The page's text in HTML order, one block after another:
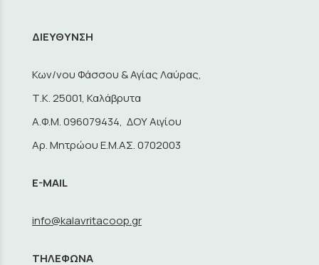
ΔΙΕΥΘΥΝΣΗ
Κων/νου Φάσσου & Αγίας Λαύρας,
Τ.Κ. 25001, Καλάβρυτα
A.Φ.Μ. 096079434, ΔΟΥ Αιγίου
Αρ. Μητρώου Ε.Μ.ΑΣ. 0702003
E-MAIL
info@kalavritacoop.gr
ΤΗΛΕΦΩΝΑ